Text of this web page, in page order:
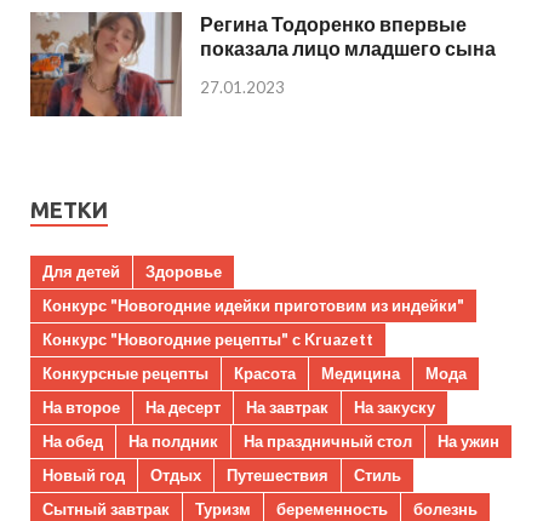
Регина Тодоренко впервые
показала лицо младшего сына
27.01.2023
МЕТКИ
Для детей
Здоровье
Конкурс "Новогодние идейки приготовим из индейки"
Конкурс "Новогодние рецепты" с Kruazett
Конкурсные рецепты
Красота Медицина
Мода
На второе
На десерт На завтрак
На закуску
На обед
На полдник На праздничный стол
На ужин
Новый год
Отдых Путешествия
Стиль
Сытный завтрак
Туризм беременность
болезнь